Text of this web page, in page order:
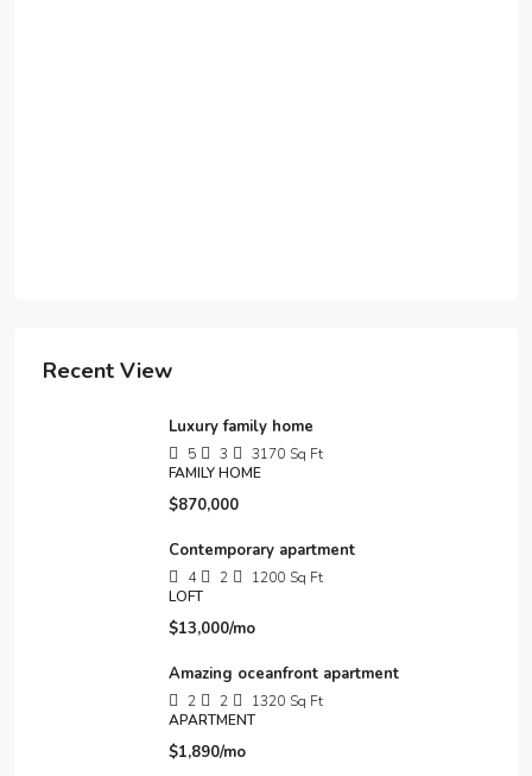
Recent View
Luxury family home
5 3 3170 Sq Ft
FAMILY HOME
$870,000
Contemporary apartment
4 2 1200 Sq Ft
LOFT
$13,000/mo
Amazing oceanfront apartment
2 2 1320 Sq Ft
APARTMENT
$1,890/mo